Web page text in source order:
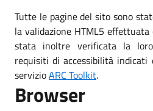
Tutte le pagine del sito sono
la validazione HTML5 effettuata
stata inoltre verificata la
requisiti di accessibilità
servizioARC Toolkit.
Browser